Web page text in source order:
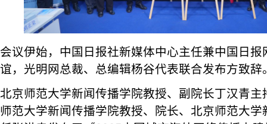
会议伊始，中国日报社新媒体中心主任兼中国日
谊，光明网总裁、总编辑杨谷代表联合发布方致辞
北京师范大学新闻传播学院教授、副院长丁汉青
师范大学新闻传播学院教授、院长、北京师范大